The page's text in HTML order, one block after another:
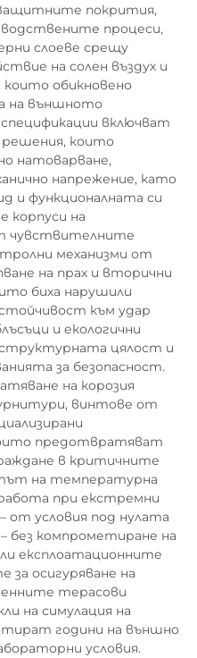
покрития,
процеси,
слоеве срещу
на солен въздух и
обикновено
на външното
включват
които
натоварване,
напрежение, като
и функционалната си
корпуси на
чувствителните
механизми от
на прах и вторични
биха нарушили
към удар
и екологични
цялост и
за безопасност.
на корозия
винтове от
предотвратяват
в критичните
на температурна
при екстремни
от условия под нулата
без компрометиране на
експлоатационните
осигуряване на
терасови
на симулация на
години на външно
условия.